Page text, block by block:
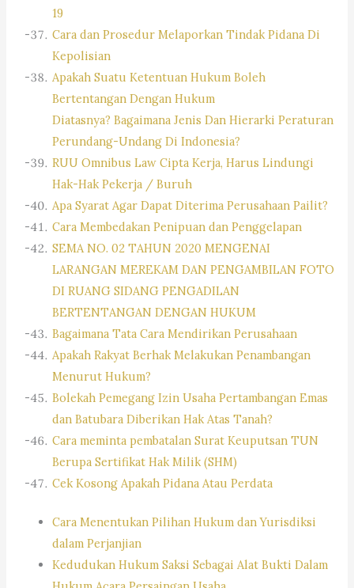
19
Cara dan Prosedur Melaporkan Tindak Pidana Di
Kepolisian
Apakah Suatu Ketentuan Hukum Boleh
Bertentangan Dengan Hukum
Diatasnya? Bagaimana Jenis Dan Hierarki Peraturan
Perundang-Undang Di Indonesia?
RUU Omnibus Law Cipta Kerja, Harus Lindungi
Hak-Hak Pekerja / Buruh
Apa Syarat Agar Dapat Diterima Perusahaan Pailit?
Cara Membedakan Penipuan dan Penggelapan
SEMA NO. 02 TAHUN 2020 MENGENAI
LARANGAN MEREKAM DAN PENGAMBILAN FOTO
DI RUANG SIDANG PENGADILAN
BERTENTANGAN DENGAN HUKUM
Bagaimana Tata Cara Mendirikan Perusahaan
Apakah Rakyat Berhak Melakukan Penambangan
Menurut Hukum?
Bolekah Pemegang Izin Usaha Pertambangan Emas
dan Batubara Diberikan Hak Atas Tanah?
Cara meminta pembatalan Surat Keuputsan TUN
Berupa Sertifikat Hak Milik (SHM)
Cek Kosong Apakah Pidana Atau Perdata
Cara Menentukan Pilihan Hukum dan Yurisdiksi
dalam Perjanjian
Kedudukan Hukum Saksi Sebagai Alat Bukti Dalam